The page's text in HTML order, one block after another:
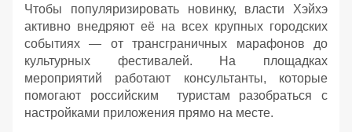
Чтобы популяризировать новинку, власти Хэйхэ
активно внедряют её на всех крупных городских
событиях — от трансграничных марафонов до
культурных фестивалей. На площадках
мероприятий работают консультанты, которые
помогают российским туристам разобраться с
настройками приложения прямо на месте.